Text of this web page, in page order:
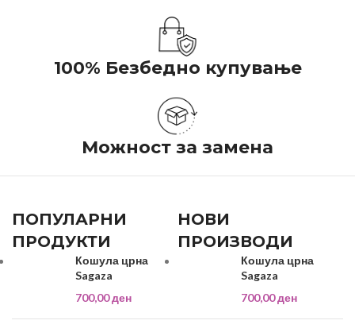
100% Безбедно купување
Можност за замена
ПОПУЛАРНИ
ПРОДУКТИ
Кошула црна
Sagaza
700,00ден
НОВИ
ПРОИЗВОДИ
Кошула црна
Sagaza
700,00ден